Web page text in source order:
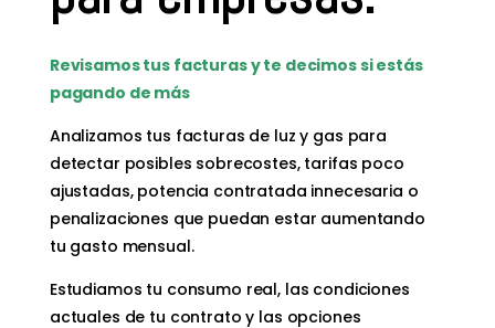
Revisamos tus facturas y te decimos si estás
pagando de más
Analizamos tus facturas de luz y gas para
detectar posibles sobrecostes, tarifas poco
ajustadas, potencia contratada innecesaria o
penalizaciones que puedan estar aumentando
tu gasto mensual.
Estudiamos tu consumo real, las condiciones
actuales de tu contrato y las opciones